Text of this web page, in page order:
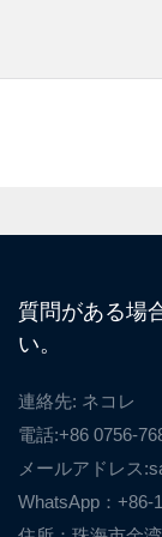
質問がある場
い。
連絡先: ネコレ
電話:+86 0756-
メールアドレス:
WhatsApp：+86-